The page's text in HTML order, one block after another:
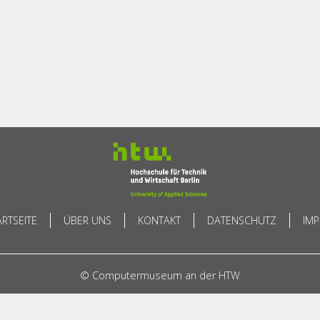
ÜBER UNS KONTAKT DATENSCHUTZ
© Computermuseum an der HTW